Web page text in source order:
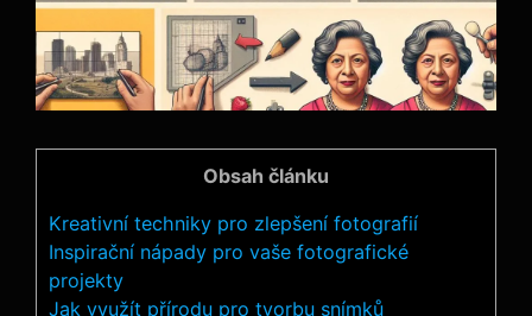
Obsah článku
Kreativní techniky pro zlepšení fotografií
Inspirační nápady pro vaše fotografické
projekty
Jak využít přírodu pro tvorbu snímků